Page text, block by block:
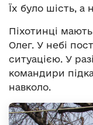
Їх було шість, а
Піхотинці
Олег. У небі
ситуацією. У
командири
навколо.